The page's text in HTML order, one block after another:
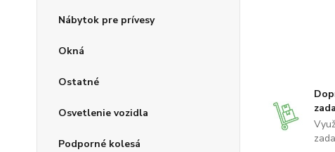
Nábytok pre prívesy
Okná
Ostatné
Osvetlenie vozidla
Podporné kolesá